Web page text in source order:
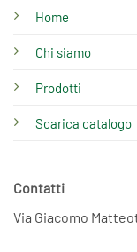
Home
Chi siamo
Prodotti
Scarica catalogo
Contatti
Via Giacomo